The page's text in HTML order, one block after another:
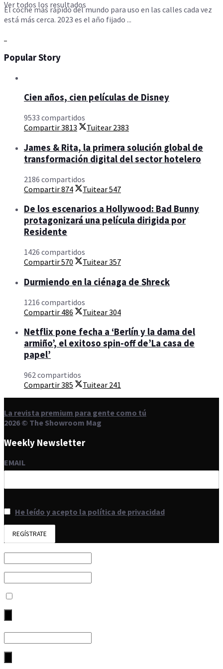
Ver todos los resultados
El coche más rápido del mundo para uso en las calles cada vez
está más cerca. 2023 es el año fijado ...
Popular Story
Cien años, cien películas de Disney
9533 compartidos
Compartir3813 Tuitear 2383
James & Rita, la primera solución global de
transformación digital del sector hotelero
2186 compartidos
Compartir874 Tuitear547
De los escenarios a Hollywood: Bad Bunny
protagonizará una película dirigida por
Residente
1426 compartidos
Compartir570 Tuitear357
Durmiendo en la ciénaga de Shreck
1216 compartidos
Compartir 486 Tuitear304
Netflix pone fecha a ‘Berlín y la dama del
armiño’, el exitoso spin-off de’La casa de
papel’
962 compartidos
Compartir385 Tuitear 241
La revista premium para gente como tú
2026 © The Showroom Mag
Weekly Newsletter
EMAIL
He leído y acepto la política de privacidad